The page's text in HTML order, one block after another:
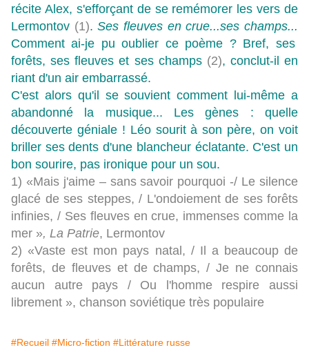
récite Alex, s'efforçant de se remémorer les vers de
Lermontov (1).Ses fleuves en crue...ses champs...
Comment ai-je pu oublier ce poème ? Bref, ses
forêts, ses fleuves et ses champs (2), conclut-il en
riant d'un air embarrassé.
C'est alors qu'il se souvient comment lui-même a
abandonné la musique... Les gènes : quelle
découverte géniale ! Léo sourit à son père, on voit
briller ses dents d'une blancheur éclatante. C'est un
bon sourire, pas ironique pour un sou.
1) «Mais j'aime – sans savoir pourquoi -/ Le silence
glacé de ses steppes, / L'ondoiement de ses forêts
infinies, / Ses fleuves en crue, immenses comme la
mer », La Patrie, Lermontov
2) «Vaste est mon pays natal, / Il a beaucoup de
forêts, de fleuves et de champs, / Je ne connais
aucun autre pays / Ou l'homme respire aussi
librement », chanson soviétique très populaire
#Recueil #Micro-fiction #Littérature russe